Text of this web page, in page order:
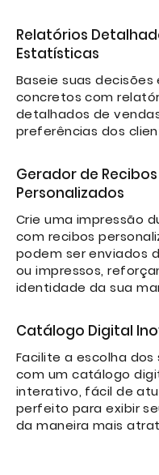
Relatórios
Estatísticas
Baseie suas decisões
concretos com
detalhados de
preferências dos
Gerador de Recibos
Personalizados
Crie uma impressão
com recibos
podem ser enviados
ou impressos,
identidade da sua
Catálogo Digital
Facilite a escolha dos
com um catálogo
interativo, fácil de
perfeito para exibir
da maneira mais